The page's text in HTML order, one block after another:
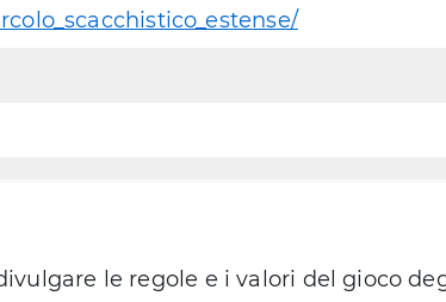
le regole e i valori del gioco